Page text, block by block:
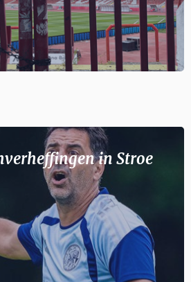
in Stroe